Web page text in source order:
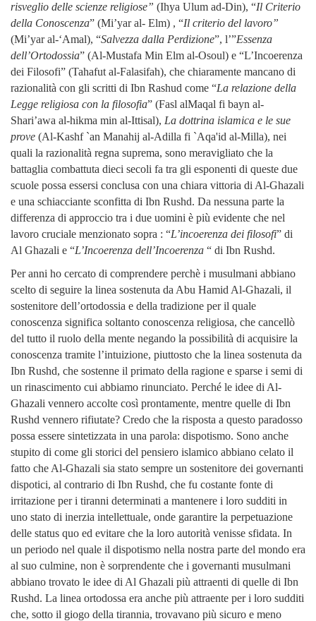
risveglio delle scienze religiose” (Ihya Ulum ad-Din), “Il Criterio
della Conoscenza” (Mi’yar al- Elm) , “Il criterio del lavoro”
(Mi’yar al-‘Amal), “Salvezza dalla Perdizione”, l’”Essenza
dell’Ortodossia” (Al-Mustafa Min Elm al-Osoul) e “L’Incoerenza
dei Filosofi” (Tahafut al-Falasifah), che chiaramente mancano di
razionalità con gli scritti di Ibn Rashud come “La relazione della
Legge religiosa con la filosofia” (Fasl alMaqal fi bayn al-
Shari’awa al-hikma min al-Ittisal), La dottrina islamica e le sue
prove (Al-Kashf `an Manahij al-Adilla fi `Aqa'id al-Milla), nei
quali la razionalità regna suprema, sono meravigliato che la
battaglia combattuta dieci secoli fa tra gli esponenti di queste due
scuole possa essersi conclusa con una chiara vittoria di Al-Ghazali
e una schiacciante sconfitta di Ibn Rushd. Da nessuna parte la
differenza di approccio tra i due uomini è più evidente che nel
lavoro cruciale menzionato sopra : “L’incoerenza dei filosofi” di
Al Ghazali e “L’Incoerenza dell’Incoerenza “ di Ibn Rushd.
Per anni ho cercato di comprendere perchè i musulmani abbiano
scelto di seguire la linea sostenuta da Abu Hamid Al-Ghazali, il
sostenitore dell’ortodossia e della tradizione per il quale
conoscenza significa soltanto conoscenza religiosa, che cancellò
del tutto il ruolo della mente negando la possibilità di acquisire la
conoscenza tramite l’intuizione, piuttosto che la linea sostenuta da
Ibn Rushd, che sostenne il primato della ragione e sparse i semi di
un rinascimento cui abbiamo rinunciato. Perché le idee di Al-
Ghazali vennero accolte così prontamente, mentre quelle di Ibn
Rushd vennero rifiutate? Credo che la risposta a questo paradosso
possa essere sintetizzata in una parola: dispotismo. Sono anche
stupito di come gli storici del pensiero islamico abbiano celato il
fatto che Al-Ghazali sia stato sempre un sostenitore dei governanti
dispotici, al contrario di Ibn Rushd, che fu costante fonte di
irritazione per i tiranni determinati a mantenere i loro sudditi in
uno stato di inerzia intellettuale, onde garantire la perpetuazione
delle status quo ed evitare che la loro autorità venisse sfidata. In
un periodo nel quale il dispotismo nella nostra parte del mondo era
al suo culmine, non è sorprendente che i governanti musulmani
abbiano trovato le idee di Al Ghazali più attraenti di quelle di Ibn
Rushd. La linea ortodossa era anche più attraente per i loro sudditi
che, sotto il giogo della tirannia, trovavano più sicuro e meno